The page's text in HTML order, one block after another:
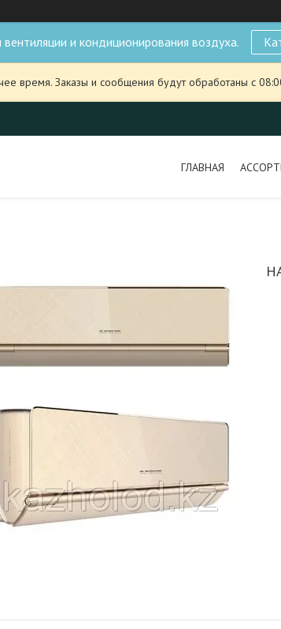
и кондиционирования воздуха.
время. Заказы и сообщения будут обработаны с
ГЛАВНАЯ